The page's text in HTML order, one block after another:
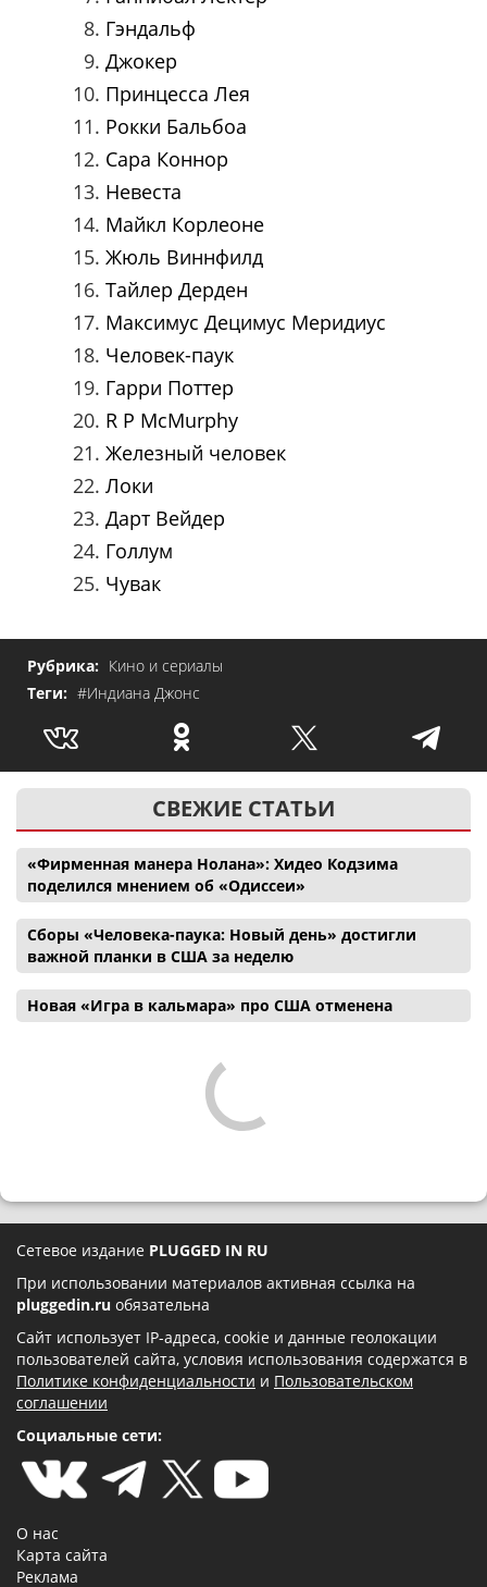
Гэндальф
Джокер
Принцесса Лея
Рокки Бальбоа
Сара Коннор
Невеста
Майкл Корлеоне
Жюль Виннфилд
Тайлер Дерден
Максимус Децимус Меридиус
Человек-паук
Гарри Поттер
R P McMurphy
Железный человек
Локи
Дарт Вейдер
Голлум
Чувак
Рубрика: Кино и сериалы
Теги: #Индиана Джонс
СВЕЖИЕ СТАТЬИ
«Фирменная манера Нолана»: Хидео Кодзима
поделился мнением об «Одиссеи»
Сборы «Человека-паука: Новый день» достигли
важной планки в США за неделю
Новая «Игра в кальмара» про США отменена
Сетевое издание PLUGGED IN RU
При использовании материалов активная ссылка на
pluggedin.ru обязательна
Сайт использует IP-адреса, cookie и данные геолокации
пользователей сайта, условия использования содержатся в
Политике конфиденциальности и Пользовательском
соглашении
Социальные сети:
О нас
Карта сайта
Реклама